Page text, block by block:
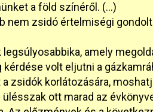
a föld színéről. (…)
nem zsidó értelmiségi
amely
volt eljutni a
zsidók korlátozására,
ott marad az